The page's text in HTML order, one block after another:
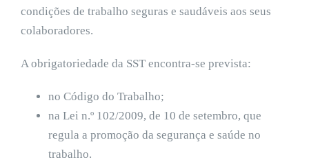
condições de trabalho seguras e saudáveis aos seus
colaboradores.
A obrigatoriedade da SST encontra-se prevista:
no Código do Trabalho;
na Lei n.º 102/2009, de 10 de setembro, que
regula a promoção da segurança e saúde no
trabalho.